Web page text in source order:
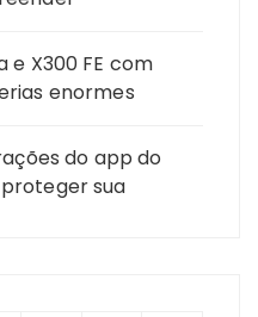
e X300 FE com
enormes
do app do
sua